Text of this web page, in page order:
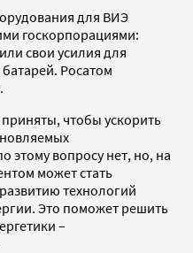
для ВИЭ
госкорпорациями:
свои усилия для
Росатом
чтобы ускорить
этому вопросу нет, но, на
может стать
технологий
Это поможет решить
–